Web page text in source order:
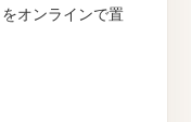
オンラインで置